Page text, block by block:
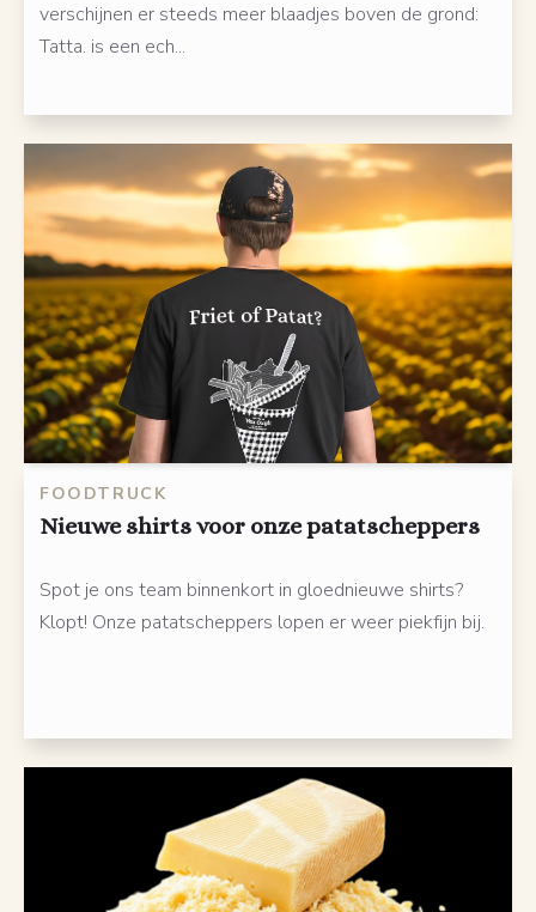
verschijnen er steeds meer blaadjes boven de grond:
Tatta. is een ech...
FOODTRUCK
Nieuwe shirts voor onze patatscheppers
Spot je ons team binnenkort in gloednieuwe shirts?
Klopt! Onze patatscheppers lopen er weer piekfijn bij.